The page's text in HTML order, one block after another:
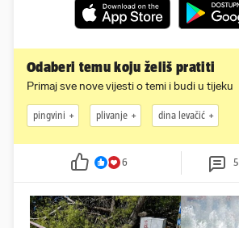
Odaberi temu koju želiš pratiti
Primaj sve nove vijesti o temi i budi u tijeku
pingvini plivanje dina levačić
6 5